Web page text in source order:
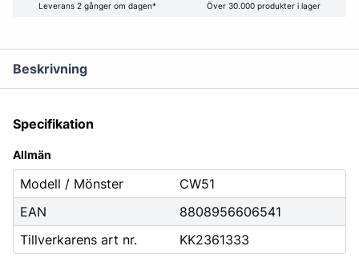
Leverans 2 gånger om dagen* Över 30.000 produkter i lager
Beskrivning
Specifikation
Allmän
Modell / Mönster
CW51
EAN
8808956606541
Tillverkarens art nr.
KK2361333